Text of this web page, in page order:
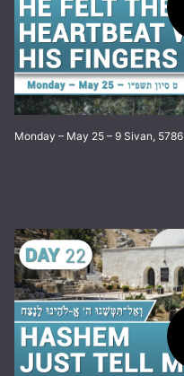
Monday – May 25 – 9 Sivan, 5786